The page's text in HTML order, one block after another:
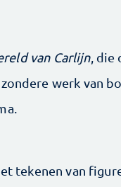
van Carlijn, die
werk van
tekenen van